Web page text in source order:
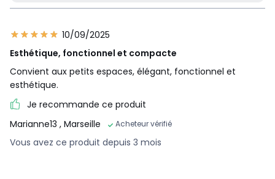
10/09/2025
Esthétique, fonctionnel et compacte
Convient aux petits espaces, élégant, fonctionnel et
esthétique.
Je recommande ce produit
Marianne13 , Marseille Acheteur vérifié
Vous avez ce produit depuis 3 mois